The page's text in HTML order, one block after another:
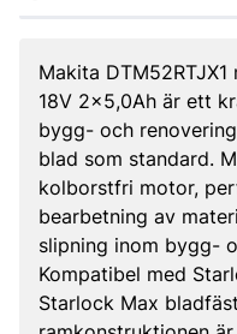
Makita
18V 2x5,0Ah är ett
bygg- och
blad som standard.
kolborstfri motor,
bearbetning av
slipning inom bygg-
Kompatibel med
Starlock Max